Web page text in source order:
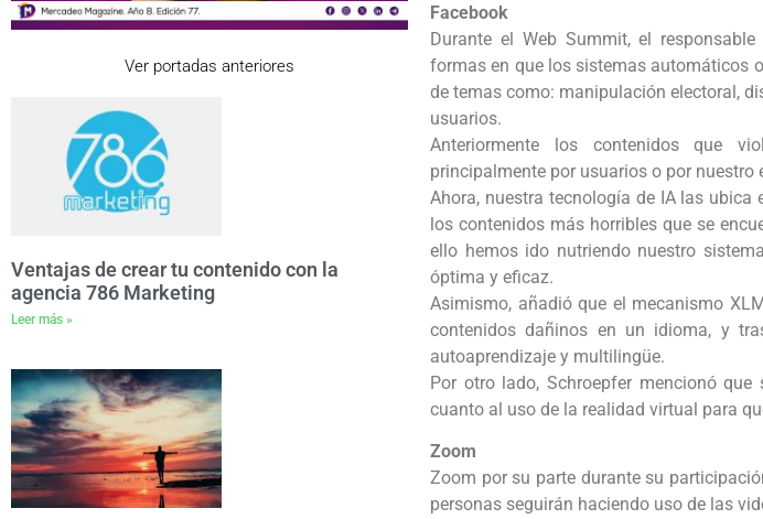
Ver portadas anteriores
Ventajas de crear tu contenido con la
agencia 786 Marketing
Leer más »
Facebook
Durante el Web Summit, el
formas en que los sistemas automáticos
de temas como: manipulación electoral,
usuarios.
Anteriormente los contenidos que
principalmente por usuarios o por nuestro
Ahora, nuestra tecnología de IA las
los contenidos más horribles que se
ello hemos ido nutriendo nuestro
óptima y eficaz.
Asimismo, añadió que el mecanismo
contenidos dañinos en un idioma, y
autoaprendizaje y multilingüe.
Por otro lado, Schroepfer mencionó
cuanto al uso de la realidad virtual para
Zoom
Zoom por su parte durante su
personas seguirán haciendo uso de las